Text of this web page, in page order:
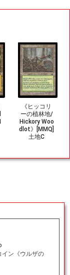
《ヒッコリ
ーの植林地/
Hickory Woo
dlot》[MMQ]
土地C